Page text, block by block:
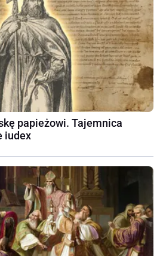
papieżowi. Tajemnica
iudex